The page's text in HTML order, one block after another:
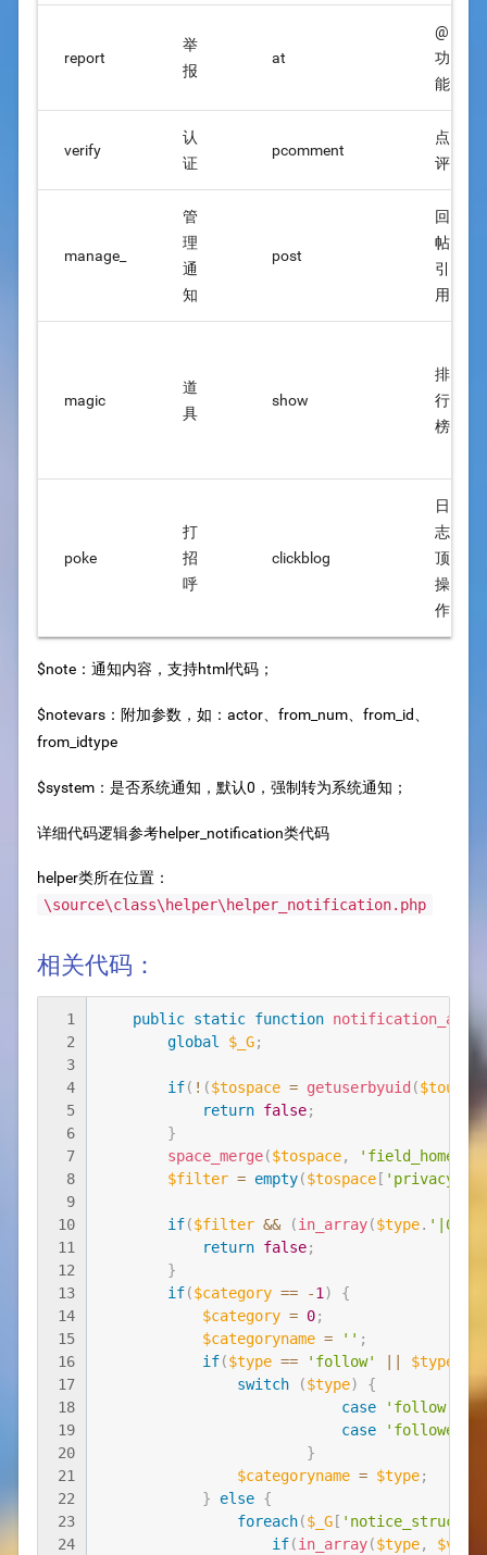
report
举
报
at
@
功
能
verify
认
证
pcomment
点
评
manage_
管
理
通
知
post
回
帖
引
用
magic
道
具
show
排
行
榜
poke
打
招
呼
clickblog
日
志
顶
操
作
$note：通知内容，支持html代码；
$notevars：附加参数，如：actor、from_num、from_id、
from_idtype
$system：是否系统通知，默认0，强制转为系统通知；
详细代码逻辑参考helper_notification类代码
helper类所在位置：
\source\class\helper\helper_notification.php
相关代码：
1
2
3
4
5
6
7
8
9
10
11
12
13
14
15
16
17
18
19
20
21
22
23
24
public static function notification_add
global
$_G;
if( ! ($tospace = getuserbyuid ($touid
return false;
}
space_merge($tospace, 'field_home'
$filter = empty($tospace[ 'privacy'
if($filter && (in_array($type. '|0'
return false;
}
if($category == -1 )
{
$category = 0;
$categoryname = '' ;
if($type == 'follow' $type
switch
($type)
{
case
'follow'
case
'follower'
}
$categoryname = $type;
}
else {
foreach($_G[
if(in_array($type, $val